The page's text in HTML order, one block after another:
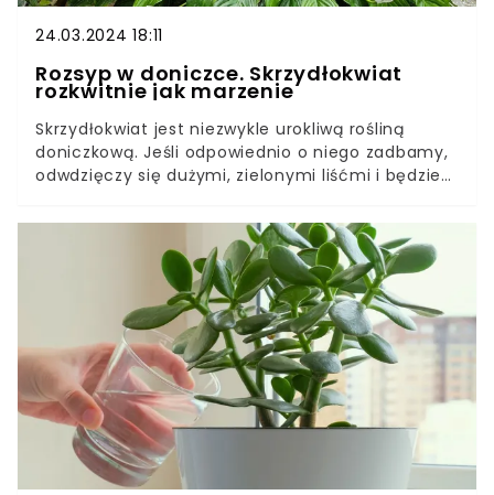
24.03.2024 18:11
Rozsyp w doniczce. Skrzydłokwiat
rozkwitnie jak marzenie
Skrzydłokwiat jest niezwykle urokliwą rośliną
doniczkową. Jeśli odpowiednio o niego zadbamy,
odwdzięczy się dużymi, zielonymi liśćmi i będzie
skrzydłokwiatów jest zapewnienie im
odpowiedniego stanowiska, nawożenie i
podlewanie.Jedną z najlepszych odżywek do
rośliny przygotujesz całkowicie za darmo.
Wystarczy, że rozsypiesz go w doniczce, a
skrzydłokwiat rozrośnie się jak marzenie.